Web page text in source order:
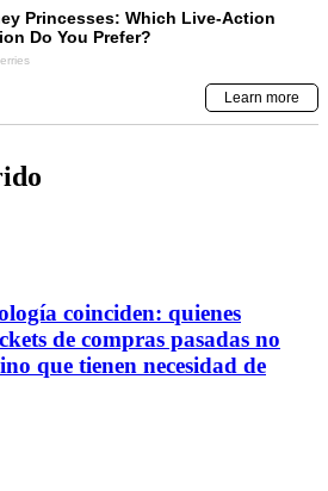
coinciden: quienes
de compras pasadas no
que tienen necesidad de